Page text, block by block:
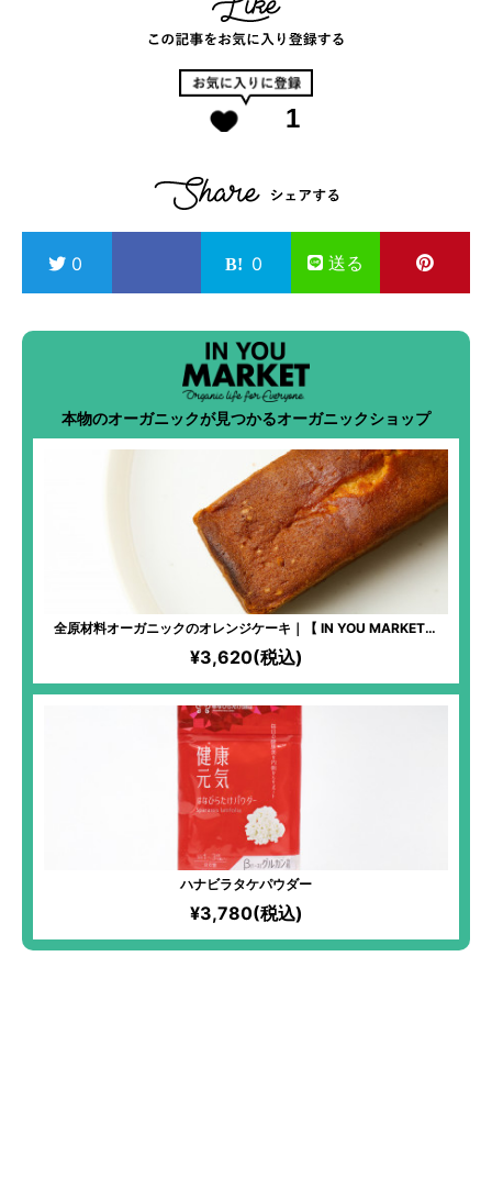
1
0 0 送る
本物のオーガニックが見つかるオーガニックショップ
全原材料オーガニックのオレンジケーキ｜【 IN YOU MARKET限
定】化学物質過敏症の方も安心して食べられるケーキ！全原材料有
機！オレンジならではの爽やかな味わいが楽しめる！
¥3,620(税込)
ハナビラタケパウダー
¥3,780(税込)